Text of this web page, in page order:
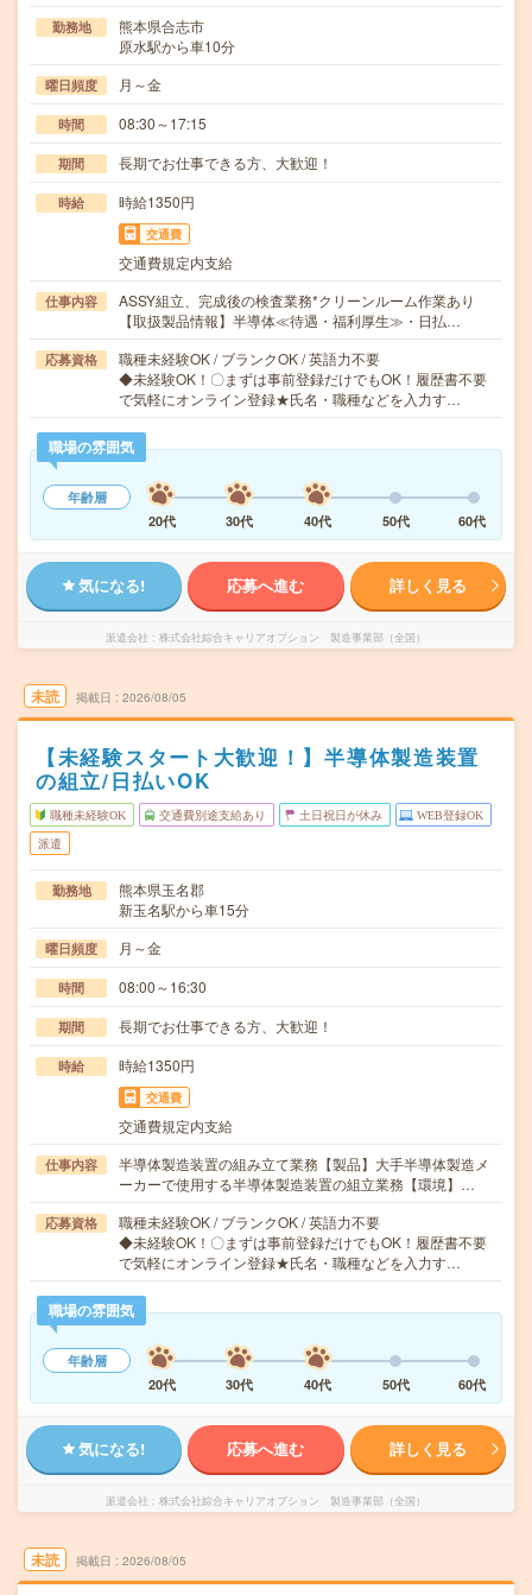
勤務地
熊本県合志市
原水駅から車10分
曜日頻度 月～金
時間 08:30～17:15
期間 長期でお仕事できる方、大歓迎！
時給 時給1350円
交通費
交通費規定内支給
仕事内容
ASSY組立、完成後の検査業務*クリーンルーム作業あり
【取扱製品情報】半導体≪待遇・福利厚生≫・日払…
応募資格
職種未経験OK / ブランクOK / 英語力不要
◆未経験OK！〇まずは事前登録だけでもOK！履歴書不要
で気軽にオンライン登録★氏名・職種などを入力す…
職場の雰囲気
年齢層
20代
30代 40代 50代 60代
気になる! 応募へ進む 詳しく見る
派遣会社 株式会社綜合キャリアオプション 製造事業部（全国）
未読 掲載日 2026/08/05
【未経験スタート大歓迎！】半導体製造装置
の組立/日払いOK
職種未経験OK 交通費別途支給あり 土日祝日が休み WEB登録OK
派遣
勤務地
熊本県玉名郡
新玉名駅から車15分
曜日頻度 月～金
時間 08:00～16:30
期間 長期でお仕事できる方、大歓迎！
時給 時給1350円
交通費
交通費規定内支給
仕事内容
半導体製造装置の組み立て業務【製品】大手半導体製造メ
ーカーで使用する半導体製造装置の組立業務【環境】…
応募資格
職種未経験OK / ブランクOK / 英語力不要
◆未経験OK！〇まずは事前登録だけでもOK！履歴書不要
で気軽にオンライン登録★氏名・職種などを入力す…
職場の雰囲気
年齢層
20代
30代 40代 50代 60代
気になる! 応募へ進む 詳しく見る
派遣会社 株式会社綜合キャリアオプション 製造事業部（全国）
未読 掲載日 2026/08/05